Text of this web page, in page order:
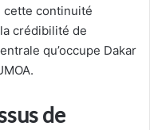
cette continuité
crédibilité de
qu’occupe Dakar
de